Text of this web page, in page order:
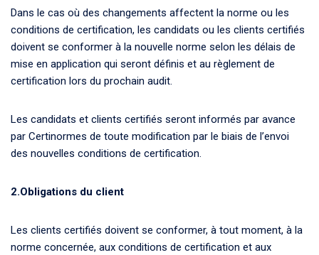
Dans le cas où des changements affectent la norme ou les
conditions de certification, les candidats ou les clients certifiés
doivent se conformer à la nouvelle norme selon les délais de
mise en application qui seront définis et au règlement de
certification lors du prochain audit.
Les candidats et clients certifiés seront informés par avance
par Certinormes de toute modification par le biais de l’envoi
des nouvelles conditions de certification.
2.Obligations du client
Les clients certifiés doivent se conformer, à tout moment, à la
norme concernée, aux conditions de certification et aux